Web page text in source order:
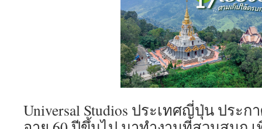
Universal Studios ประเทศญี่ปุ่น ประ